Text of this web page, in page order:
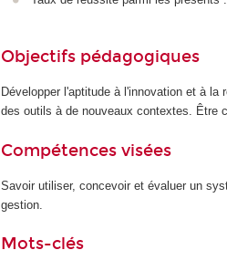
Objectifs pédagogiques
Développer l'aptitude à l'innovation et à
des outils à de nouveaux contextes. Être
Compétences visées
Savoir utiliser, concevoir et évaluer un
gestion.
Mots-clés